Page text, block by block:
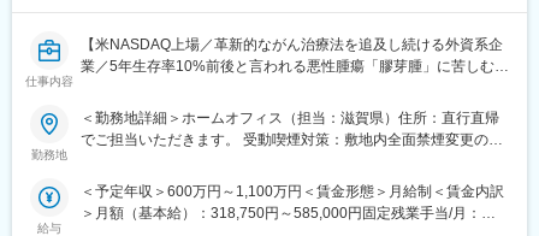
・施設、ユーティリティ、バリデーション、継続的改善などの業
務をリードし、調整・指示・レビュー
・施設サイトマスタープランおよび各種図面変更を作成・更新
・主要施設設備の導入に関する仕様策定およびコスト見積り
・施設改修に必要な許認可を取得
・バリデーション活動全般を主導
・各種プロジェクトを調整し、優先順位を管理
・設計レビュー、FAT、技術検討などで専門性を提供
仕事内容
【米NASDAQ上場／革新的ながん治療法を追及し続ける外資系企
業／5年生存率10%前後と言われる悪性腫瘍「膠芽腫」に苦しむ患
＼MR経験が活かせます／
これまでMRの方に多く入社頂いており、がん領域の最先端治療機
器（非侵襲デバイス）を保有しており、抗がん剤で効果が得られ
勤務地
＜勤務地詳細＞ホームオフィス（担当：滋賀県）住所：直行直帰
でご担当いただきます。 受動喫煙対策：敷地内全面禁煙変更の範
給与
＜予定年収＞600万円～1,100万円＜賃金形態＞月給制＜賃金内訳
＞月額（基本給）：318,750円～585,000円固定残業手当/月：